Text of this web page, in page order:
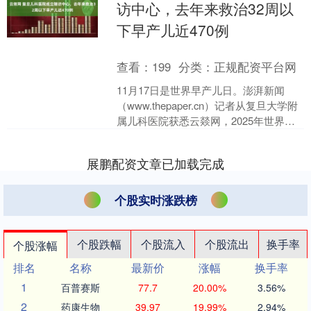
访中心，去年来救治32周以
下早产儿近470例
查看： 199 分类： 正规配资平台网
11月17日是世界早产儿日。澎湃新闻
（www.thepaper.cn）记者从复旦大学附
属儿科医院获悉云燚网，2025年世界早
展鹏配资文章已加载完成
个股实时涨跌榜
个股涨幅 个股跌幅 个股流入 个股流出
换手率
排名
名称 最新价 涨幅
换手率
1
百普赛斯 77.7 20.00% 3.56%
2 药康生物 39.97 19.99% 2.94%